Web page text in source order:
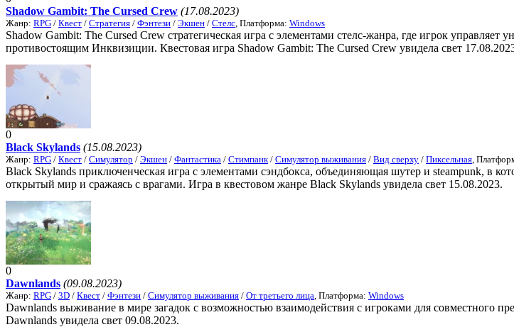
Shadow Gambit: The Cursed Crew (17.08.2023)
Жанр: RPG / Квест / Стратегия / Фэнтези / Экшен / Стелс , Платформа: Windows
Shadow Gambit: The Cursed Crew стратегическая игра с элементами стелс-жанра, где игрок
противостоящим Инквизиции. Квестовая игра Shadow Gambit: The Cursed Crew увидела свет
0
Black Skylands (15.08.2023)
Жанр: RPG / Квест / Симулятор / Экшен / Фантастика / Стимпанк / Симулятор выживания / Вид сверху / Пиксельная ,
Black Skylands приключенческая игра с элементами сэндбокса, объединяющая шутер и steampunk, в
открытый мир и сражаясь с врагами. Игра в квестовом жанре Black Skylands увидела свет 15.08.2023.
0
Dawnlands (09.08.2023)
Жанр: RPG / 3D / Квест / Фэнтези / Симулятор выживания / От третьего лица , Платформа: Windows
Dawnlands выживание в мире загадок с возможностью взаимодействия с игроками для совместного
Dawnlands увидела свет 09.08.2023.